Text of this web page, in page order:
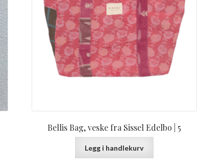
Bellis Bag, veske fra Sissel Edelbo | 5
Legg i handlekurv